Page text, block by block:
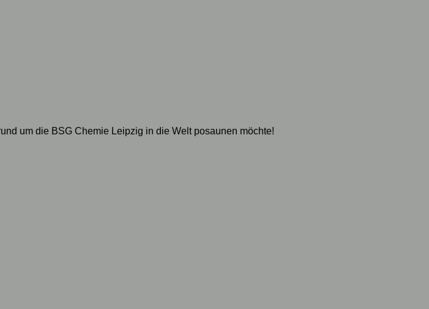
um die BSG Chemie Leipzig in die Welt posaunen möchte!